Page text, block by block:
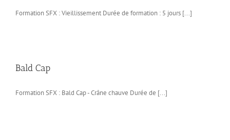
Formation SFX : Vieillissement Durée de formation : 5 jours [...]
Bald Cap
Formation SFX : Bald Cap - Crâne chauve Durée de [...]